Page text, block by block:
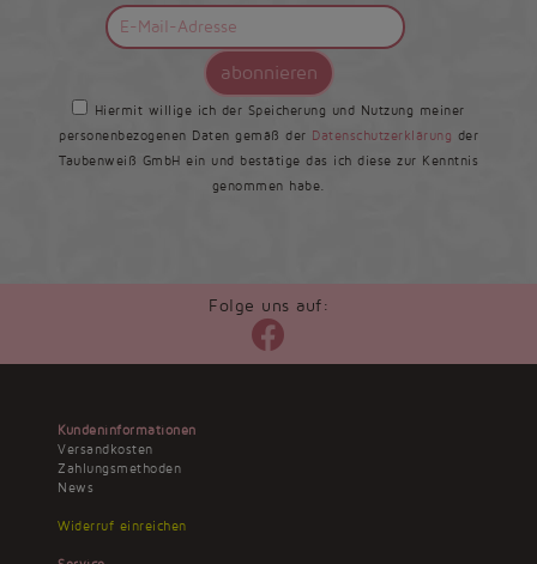
abonnieren
Hiermit willige ich der Speicherung und Nutzung meiner
personenbezogenen Daten gemäß der Datenschutzerklärung der
Taubenweiß GmbH ein und bestätige das ich diese zur Kenntnis
genommen habe.
Folge uns auf:
Kundeninformationen
Versandkosten
Zahlungsmethoden
News
Widerruf einreichen